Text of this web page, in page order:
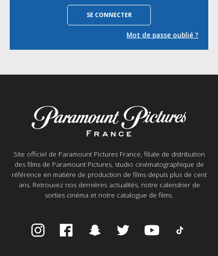
Mot de passe oublié ?
Site officiel de Paramount Pictures France, filiale de distribution
des films de Paramount Pictures, studio cinématographique de
référence en matière de production de films depuis plus de cent
ans. Retrouvez nos dernières actualités, notre calendrier de
sorties cinéma et notre catalogue de films.